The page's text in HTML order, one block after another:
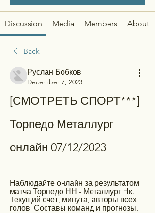
Discussion Media Members About
Back
Руслан Бобков
December 7, 2023
[СМОТРЕТЬ СПОРТ***]
Торпедо Металлург
онлайн 07/12/2023
Наблюдайте онлайн за результатом
матча Торпедо НН - Металлург Нк.
Текущий счёт, минута, авторы всех
голов. Составы команд и прогнозы.